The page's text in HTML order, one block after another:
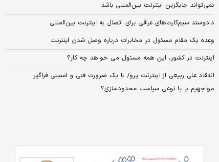
نمی‌تواند جایگزین اینترنت بین‌المللی باشد
داد‌و‌ستد سیم‌کارت‌های عراقی برای اتصال به اینترنت بین‌المللی
وعده یک مقام مسئول در مخابرات درباره وصل شدن اینترنت
اینترنت در کشور، این همه مسئول می خواهد چه کار؟
انتقاد علی ربیعی از اینترنت پرو/ با یک ضرورت فنی و امنیتی فراگیر
مواجهیم یا با نوعی سیاست محدودسازی؟